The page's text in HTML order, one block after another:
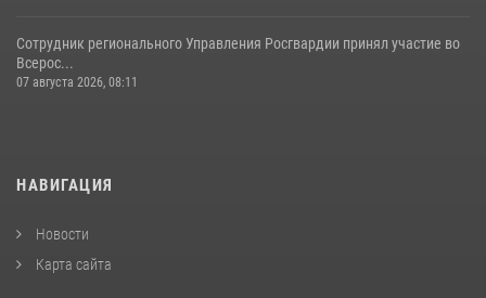
Сотрудник регионального Управления Росгвардии принял участие во
Всерос...
07 августа 2026, 08:11
НАВИГАЦИЯ
Новости
Карта сайта